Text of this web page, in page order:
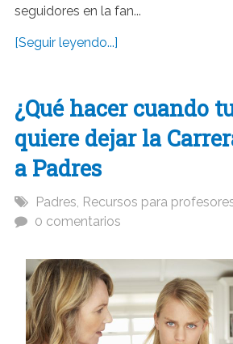
seguidores en la fan...
[Seguir leyendo...]
¿Qué hacer cuando
quiere dejar la
a Padres
Padres Recursos para
0 comentarios